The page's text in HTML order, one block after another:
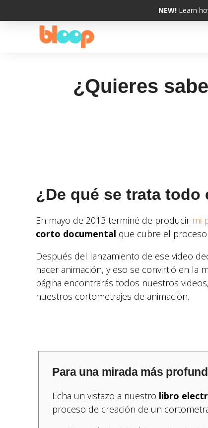
NEW! Learn
¿Quieres
¿De qué se trata todo
En mayo de 2013 terminé de producir mi
corto documental que cubre el proceso
Después del lanzamiento de ese video
hacer animación, y eso se convirtió en la
página encontrarás todos nuestros
nuestros cortometrajes de animación.
Para una mirada más
Echa un vistazo a nuestro libro
proceso de creación de un